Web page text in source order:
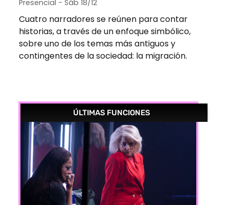
Presencial - Sáb 18/12
Cuatro narradores se reúnen para contar
historias, a través de un enfoque simbólico,
sobre uno de los temas más antiguos y
contingentes de la sociedad: la migración.
ÚLTIMAS FUNCIONES